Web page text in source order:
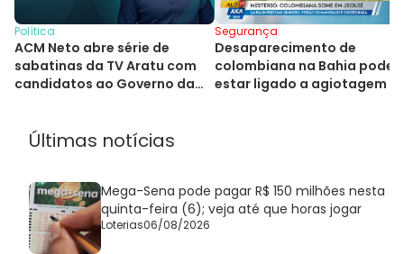
Política
ACM Neto abre série de
sabatinas da TV Aratu com
candidatos ao Governo da
Segurança
Desaparecimento de
colombiana na Bahia pode
estar ligado a agiotagem
Últimas notícias
Mega-Sena pode pagar R$ 150 milhões nesta
quinta-feira (6); veja até que horas jogar
Loterias06/08/2026